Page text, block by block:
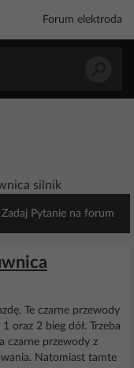
Forum elektroda
silnik
Zadaj Pytanie na forum
Te czarne przewody
oraz 2 bieg dół. Trzeba
czarne przewody z
Natomiast tamte